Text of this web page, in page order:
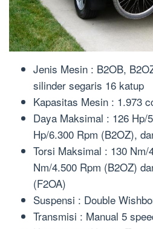
Jenis Mesin : B2OB,
silinder segaris 16 katup
Kapasitas Mesin : 1.973
Daya Maksimal : 126 Hp/
Hp/6.300 Rpm (B2OZ),
Torsi Maksimal : 130
Nm/4.500 Rpm (B2OZ)
(F2OA)
Suspensi : Double
Transmisi : Manual 5